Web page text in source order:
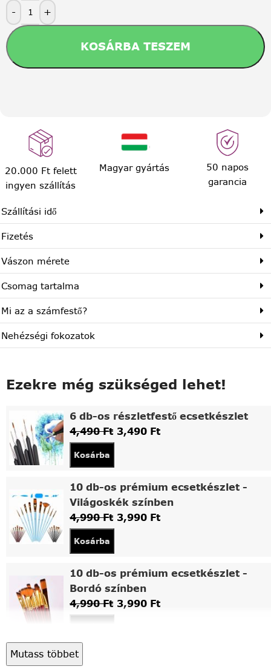
- +
KOSÁRBA TESZEM
20.000 Ft felett
ingyen szállítás
Magyar gyártás
50 napos
garancia
Szállítási idő
Fizetés
Vászon mérete
Csomag tartalma
Mi az a számfestő?
Nehézségi fokozatok
Ezekre még szükséged lehet!
6 db-os részletfestő ecsetkészlet
4,490Ft 3,490 Ft
Kosárba
10 db-os prémium ecsetkészlet -
Világoskék színben
4,990Ft 3,990 Ft
Kosárba
10 db-os prémium ecsetkészlet -
Bordó színben
4,990Ft 3,990 Ft
Asztali fa festőállvány
Mutass többet